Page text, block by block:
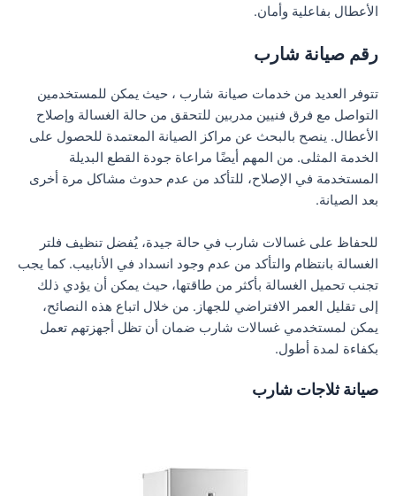
الأعطال بفاعلية وأمان.
رقم صيانة شارب
تتوفر العديد من خدمات صيانة شارب ، حيث يمكن للمستخدمين
التواصل مع فرق فنيين مدربين للتحقق من حالة الغسالة وإصلاح
الأعطال. ينصح بالبحث عن مراكز الصيانة المعتمدة للحصول على
الخدمة المثلى. من المهم أيضًا مراعاة جودة القطع البديلة
المستخدمة في الإصلاح، للتأكد من عدم حدوث مشاكل مرة أخرى
بعد الصيانة.
للحفاظ على غسالات شارب في حالة جيدة، يُفضل تنظيف فلتر
الغسالة بانتظام والتأكد من عدم وجود انسداد في الأنابيب. كما يجب
تجنب تحميل الغسالة بأكثر من طاقتها، حيث يمكن أن يؤدي ذلك
إلى تقليل العمر الافتراضي للجهاز. من خلال اتباع هذه النصائح،
يمكن لمستخدمي غسالات شارب ضمان أن تظل أجهزتهم تعمل
بكفاءة لمدة أطول.
صيانة ثلاجات شارب